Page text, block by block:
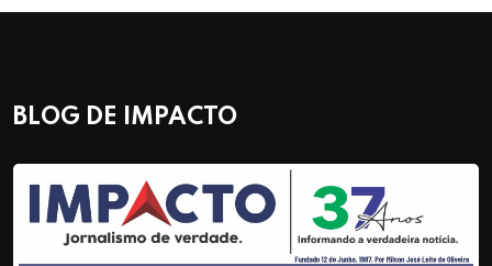
BLOG DE IMPACTO